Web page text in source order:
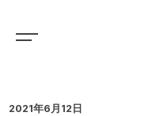
2021年6月12日